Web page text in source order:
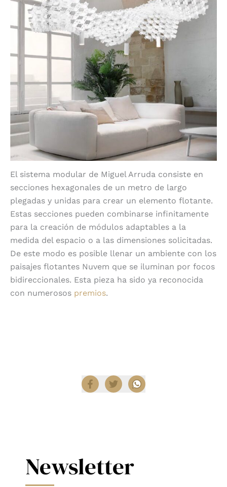
El sistema modular de Miguel Arruda consiste en
secciones hexagonales de un metro de largo
plegadas y unidas para crear un elemento flotante.
Estas secciones pueden combinarse infinitamente
para la creación de módulos adaptables a la
medida del espacio o a las dimensiones solicitadas.
De este modo es posible llenar un ambiente con los
paisajes flotantes Nuvem que se iluminan por focos
bidireccionales. Esta pieza ha sido ya reconocida
con numerosos premios.
Newsletter